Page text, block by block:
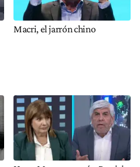
Macri, el jarrón chino